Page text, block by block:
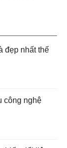
đẹp nhất thế
công nghệ